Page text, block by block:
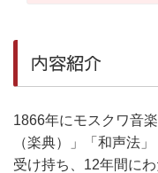
内容紹介
1866年にモスクワ音
（楽典）」「和声法
受け持ち、12年間に